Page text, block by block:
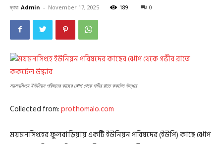
দ্বারা Admin - November 17, 2025 189 0
ময়মনসিংহে ইউনিয়ন পরিষদের কাছের ঝোপ থেকে গভীর রাতে ককটেল উদ্ধার
Collected from:prothomalo.com
ময়মনসিংহের ফুলবাড়িয়ায় একটি ইউনিয়ন পরিষদের (ইউপি) কাছে ঝোপ